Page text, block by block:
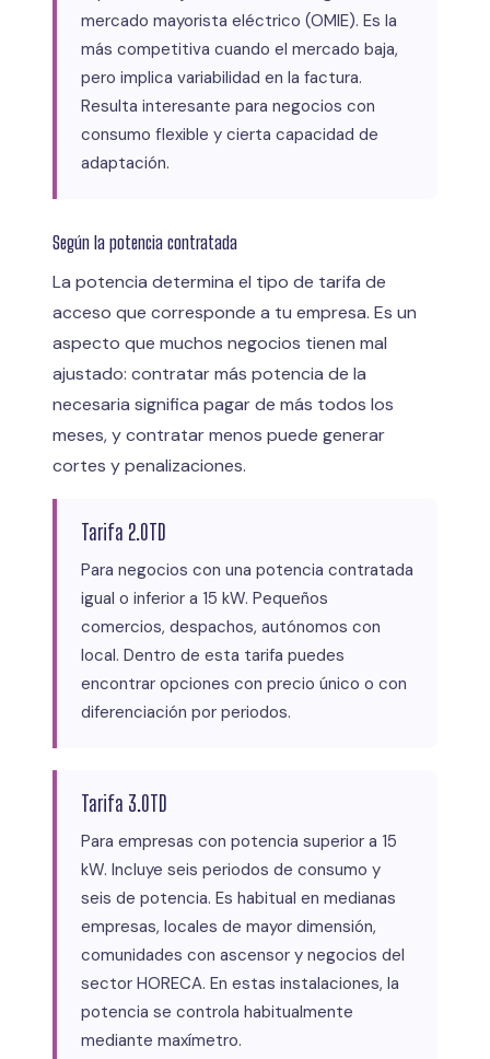
mercado mayorista eléctrico (OMIE). Es la
más competitiva cuando el mercado baja,
pero implica variabilidad en la factura.
Resulta interesante para negocios con
consumo flexible y cierta capacidad de
adaptación.
Según la potencia contratada
La potencia determina el tipo de tarifa de
acceso que corresponde a tu empresa. Es un
aspecto que muchos negocios tienen mal
ajustado: contratar más potencia de la
necesaria significa pagar de más todos los
meses, y contratar menos puede generar
cortes y penalizaciones.
Tarifa 2.0TD
Para negocios con una potencia contratada
igual o inferior a 15 kW. Pequeños
comercios, despachos, autónomos con
local. Dentro de esta tarifa puedes
encontrar opciones con precio único o con
diferenciación por periodos.
Tarifa 3.0TD
Para empresas con potencia superior a 15
kW. Incluye seis periodos de consumo y
seis de potencia. Es habitual en medianas
empresas, locales de mayor dimensión,
comunidades con ascensor y negocios del
sector HORECA. En estas instalaciones, la
potencia se controla habitualmente
mediante maxímetro.